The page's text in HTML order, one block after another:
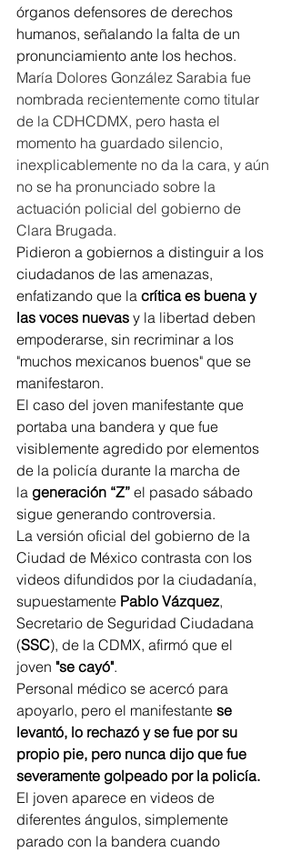
órganos defensores de derechos
humanos, señalando la falta de un
pronunciamiento ante los hechos.
María Dolores González Sarabia fue
nombrada recientemente como titular
de la CDHCDMX, pero hasta el
momento ha guardado silencio,
inexplicablemente no da la cara, y aún
no se ha pronunciado sobre la
actuación policial del gobierno de
Clara Brugada.
Pidieron a gobiernos a distinguir a los
ciudadanos de las amenazas,
enfatizando que la crítica es buena y
las voces nuevas y la libertad deben
empoderarse, sin recriminar a los
"muchos mexicanos buenos" que se
manifestaron.
El caso del joven manifestante que
portaba una bandera y que fue
visiblemente agredido por elementos
de la policía durante la marcha de
la generación “Z” el pasado sábado
sigue generando controversia.
La versión oficial del gobierno de la
Ciudad de México contrasta con los
videos difundidos por la ciudadanía,
supuestamente Pablo Vázquez,
Secretario de Seguridad Ciudadana
(SSC), de la CDMX, afirmó que el
joven "se cayó".
Personal médico se acercó para
apoyarlo, pero el manifestante se
levantó, lo rechazó y se fue por su
propio pie, pero nunca dijo que fue
severamente golpeado por la policía.
El joven aparece en videos de
diferentes ángulos, simplemente
parado con la bandera cuando